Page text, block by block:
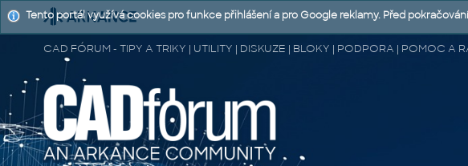
CAD FÓRUM - TIPY A TRIKY | UTILITY | DISKUZE | BLOKY | PODPORA | POMOC A
Tento portál využívá cookies pro funkce přihlášení a pro Google reklamy. Před